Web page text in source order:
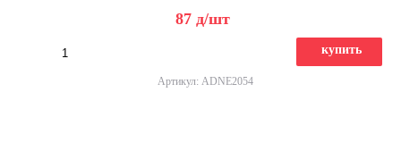
87 д/шт
купить
Артикул: ADNE2054